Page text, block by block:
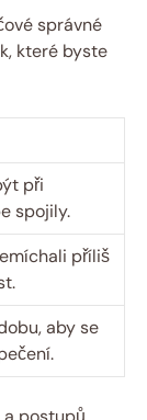
správné
které byste
při
spojily.
příliš
aby se